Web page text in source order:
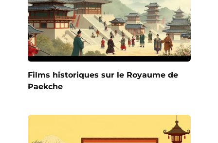
Films historiques sur le Royaume de
Paekche